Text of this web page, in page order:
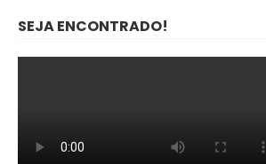
SEJA ENCONTRADO!